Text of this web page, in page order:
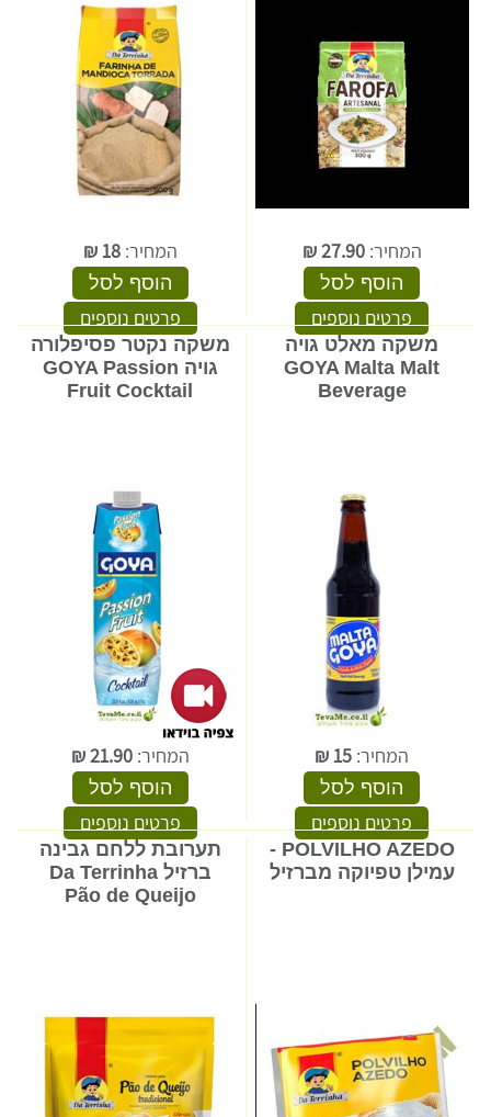
המחיר:27.90
₪
הוסף לסל
פרטים נוספים
המחיר:18
₪
הוסף לסל
פרטים נוספים
משקה מאלט גויה
GOYA Malta Malt
Beverage
המחיר: 15
₪
הוסף לסל
פרטים נוספים
משקה נקטר פסיפלורה
גויה GOYA Passion
Fruit Cocktail
המחיר:21.90
₪
הוסף לסל
פרטים נוספים
POLVILHO AZEDO -
עמילן טפיוקה מברזיל
תערובת ללחם גבינה
ברזיל Da Terrinha
Pão de Queijo